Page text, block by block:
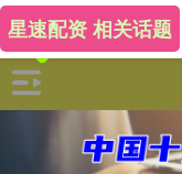
星速配资 相关话题